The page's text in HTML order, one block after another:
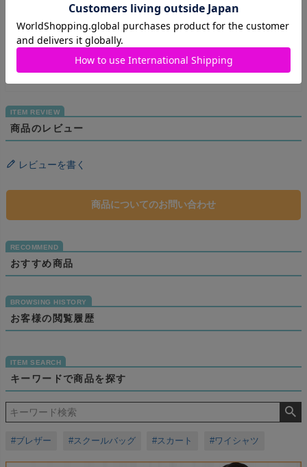
・スカートベルト（ブラック）
・スカートベルト（ブラック×ピンクラメ）
商品のレビュー
レビューを書く
商品についてのお問い合わせ
おすすめ商品
お客様の閲覧履歴
キーワードで商品を探す
#ブレザー #スクールバッグ #スカート #ワイシャツ